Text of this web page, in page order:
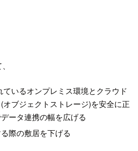
いるオンプレミス環境とクラウド
オブジェクトストレージ)を安全に正
ータ連携の幅を広げる
際の敷居を下げる